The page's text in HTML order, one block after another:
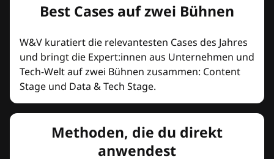
Best Cases auf zwei Bühnen
W&V kuratiert die relevantesten Cases des Jahres
und bringt die Expert:innen aus Unternehmen und
Tech-Welt auf zwei Bühnen zusammen: Content
Stage und Data & Tech Stage.
Methoden, die du direkt
anwendest